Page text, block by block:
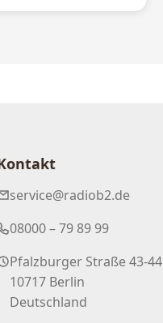
service@radiob2.de
08000 – 79 89 99
Pfalzburger Straße 43-44
10717 Berlin
Deutschland